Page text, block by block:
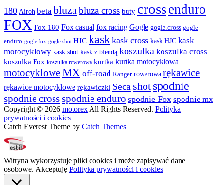
Opcje
wybrać
stronie
produktu
180 Airoh beta bluza bluza cross buty crossenduro
FOX Fox 180 Fox casual fox racing Gogle gogle.cross gogle
enduro gogle fox gogle shot HJC kask kask cross kask HJC kask
motocyklowy kask shot kask z blendą koszulka koszulka cross
koszulka Fox koszulka rowerowa kurtka kurtka motocyklowa
motocykloweMX off-road Ranger rowerowa rękawice
rękawice motocyklowe rękawiczki Seca shot spodnie
spodnie crossspodnie enduro spodnie Fox spodnie mx
Copyright © 2026 motorex All Rights Reserved. Polityka
prywatności i cookies
Catch Everest Theme by Catch Themes
Witryna wykorzystuje pliki cookies i może zapisywać dane
osobowe. Akceptuję Polityka prywatności i cookies